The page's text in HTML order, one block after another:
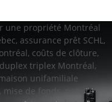
une propriété Montréal
, assurance prêt SCHL ,
, coûts de clôture,
duplex triplex Montréal,
unifamiliale
, mise de fonds,
notaire